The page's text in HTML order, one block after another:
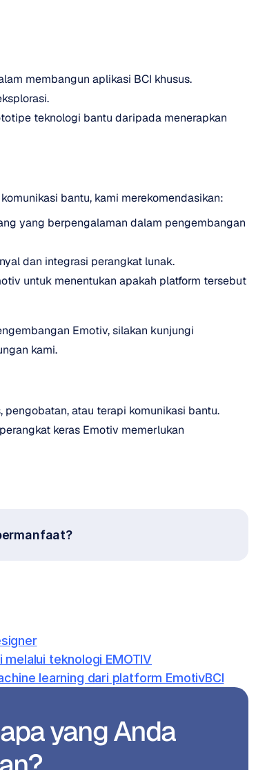
membangun aplikasi BCI khusus.
teknologi bantu daripada menerapkan
bantu, kami merekomendasikan:
yang berpengalaman dalam pengembangan
dan integrasi perangkat lunak.
untuk menentukan apakah platform tersebut
Emotiv, silakan kunjungi
kami.
atau terapi komunikasi bantu.
keras Emotiv memerlukan
teknologi EMOTIV
learning dari platform EmotivBCI
yang Anda